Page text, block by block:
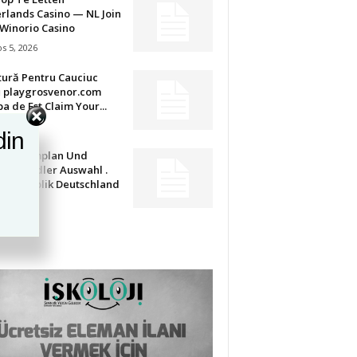
Casino — NL Join
Casino
5, 2026
Pentru Cauciuc
playgrosvenor.com
de Est Claim Your...
5, 2026
Geheimplan Und
Händler Auswahl .
Deutschland